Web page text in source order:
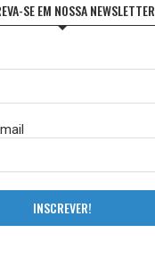
SE EM NOSSA NEWSLETTER
INSCREVER!